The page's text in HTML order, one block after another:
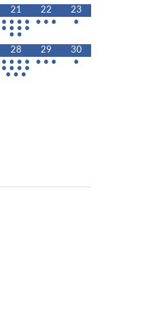
21
• • • •
• • • •
• •
22
• • •
23
•
28
• • • •
• • • •
• • •
29
• • •
30
•